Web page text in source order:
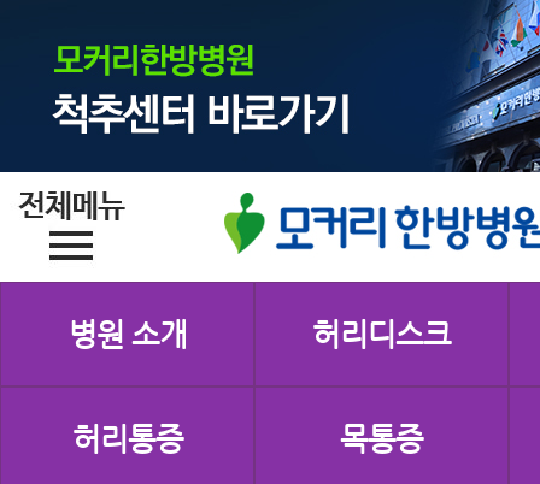
병원 소개 허리디스크
허리통증 목통증